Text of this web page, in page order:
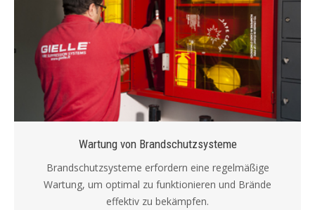
Wartung von Brandschutzsysteme
Brandschutzsysteme erfordern eine regelmäßige
Wartung, um optimal zu funktionieren und Brände
effektiv zu bekämpfen.